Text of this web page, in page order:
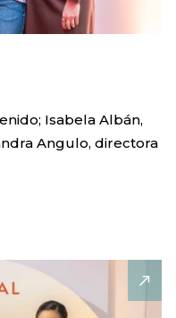
Isabela Albán,
Angulo, directora